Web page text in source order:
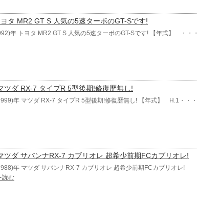
タ MR2 GT S 人気の5速ターボのGT-Sです!
年 トヨタ MR2 GT S 人気の5速ターボのGT-Sです! 【年式】 ・・・
ツダ RX-7 タイプR 5型後期!修復歴無し!
年 マツダ RX-7 タイプR 5型後期!修復歴無し! 【年式】 H.1・・・
ツダ サバンナRX-7 カブリオレ 超希少前期FCカブリオレ!
年 マツダ サバンナRX-7 カブリオレ 超希少前期FCカブリオレ!
読む